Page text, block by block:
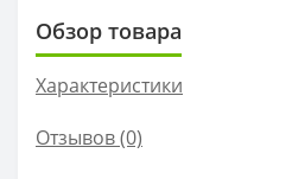
Обзор товара
Характеристики
Отзывов (0)